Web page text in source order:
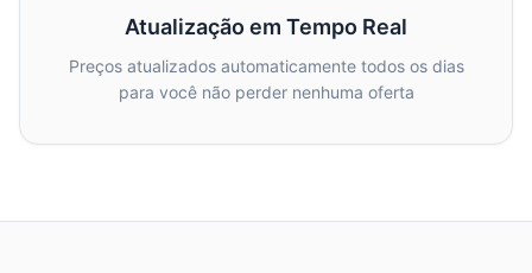
Atualização em Tempo Real
Preços atualizados automaticamente todos os dias
para você não perder nenhuma oferta